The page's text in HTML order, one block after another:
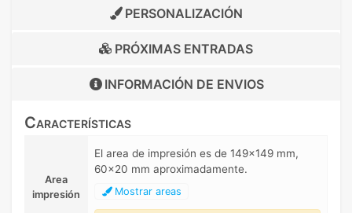
PERSONALIZACIÓN
PRÓXIMAS ENTRADAS
INFORMACIÓN DE ENVIOS
Características
Area
impresión
El area de impresión es de 149x149 mm,
60x20 mm aproximadamente.
Mostrar areas